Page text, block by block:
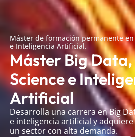
Máster de formación permanente en
e Inteligencia Artificial.
Máster Big
Science e
Artificial
Desarrolla una carrera en Big
e inteligencia artificial y
un sector con alta demanda.